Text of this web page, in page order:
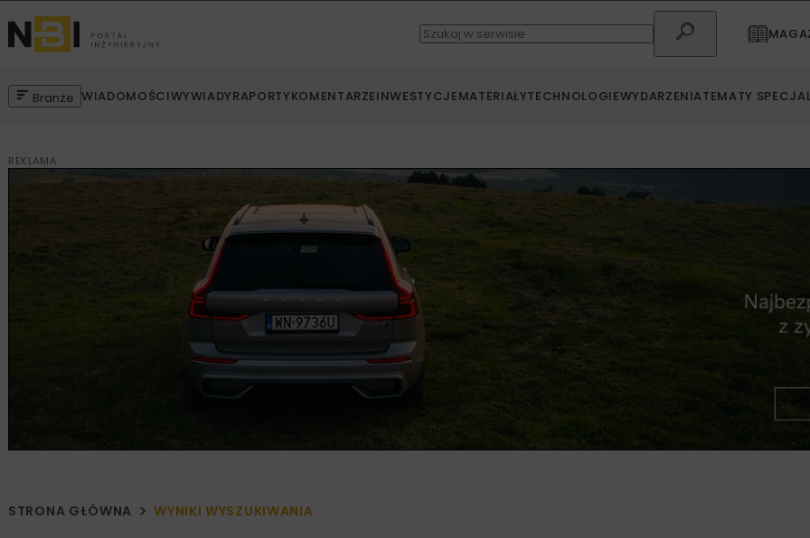
Branże WIADOMOŚCIWYWIADYRAPORTYKOMENTARZEINWESTYCJEMATERIAŁYTECHNOLOGIEWYDARZENIATEMATY
REKLAMA
STRONA GŁÓWNA WYNIKI WYSZUKIWANIA